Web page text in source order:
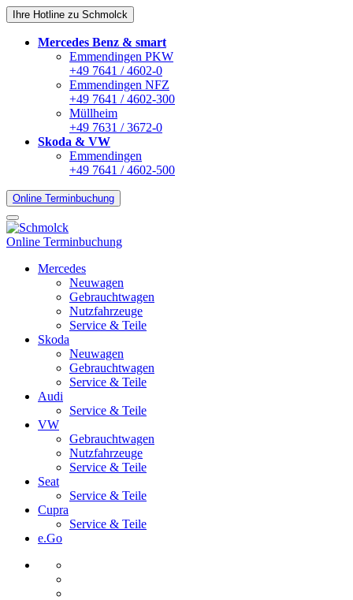
Ihre Hotline zu Schmolck
Mercedes Benz & smart
Emmendingen PKW
+49 7641 / 4602-0
Emmendingen NFZ
+49 7641 / 4602-300
Müllheim
+49 7631 / 3672-0
Skoda & VW
Emmendingen
+49 7641 / 4602-500
Online Terminbuchung
Online Terminbuchung
Mercedes
Neuwagen
Gebrauchtwagen
Nutzfahrzeuge
Service & Teile
Skoda
Neuwagen
Gebrauchtwagen
Service & Teile
Audi
Service & Teile
VW
Gebrauchtwagen
Nutzfahrzeuge
Service & Teile
Seat
Service & Teile
Cupra
Service & Teile
e.Go